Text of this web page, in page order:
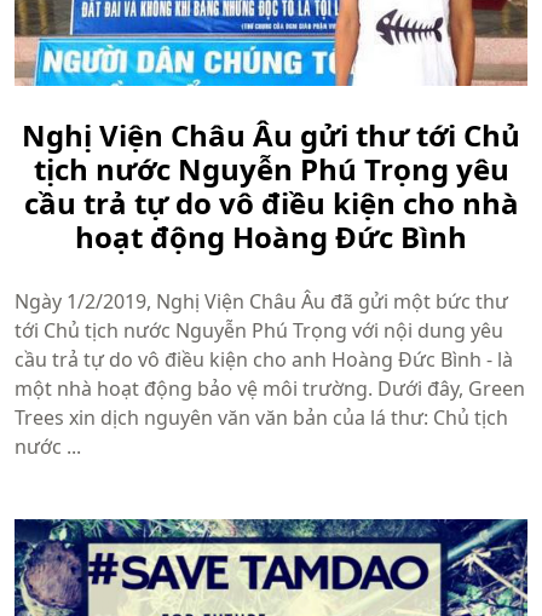
Nghị Viện Châu Âu gửi thư tới Chủ
tịch nước Nguyễn Phú Trọng yêu
cầu trả tự do vô điều kiện cho nhà
hoạt động Hoàng Đức Bình
Ngày 1/2/2019, Nghị Viện Châu Âu đã gửi một bức thư
tới Chủ tịch nước Nguyễn Phú Trọng với nội dung yêu
cầu trả tự do vô điều kiện cho anh Hoàng Đức Bình - là
một nhà hoạt động bảo vệ môi trường. Dưới đây, Green
Trees xin dịch nguyên văn văn bản của lá thư: Chủ tịch
nước ...